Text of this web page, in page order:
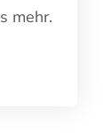
mehr.